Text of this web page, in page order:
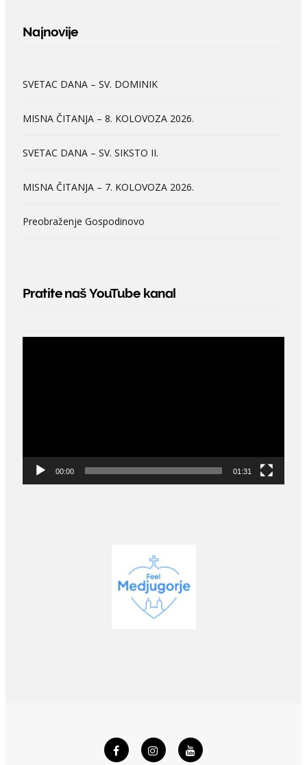
Najnovije
SVETAC DANA – SV. DOMINIK
MISNA ČITANJA – 8. KOLOVOZA 2026.
SVETAC DANA – SV. SIKSTO II.
MISNA ČITANJA – 7. KOLOVOZA 2026.
Preobraženje Gospodinovo
Pratite naš YouTube kanal
00:00 01:31